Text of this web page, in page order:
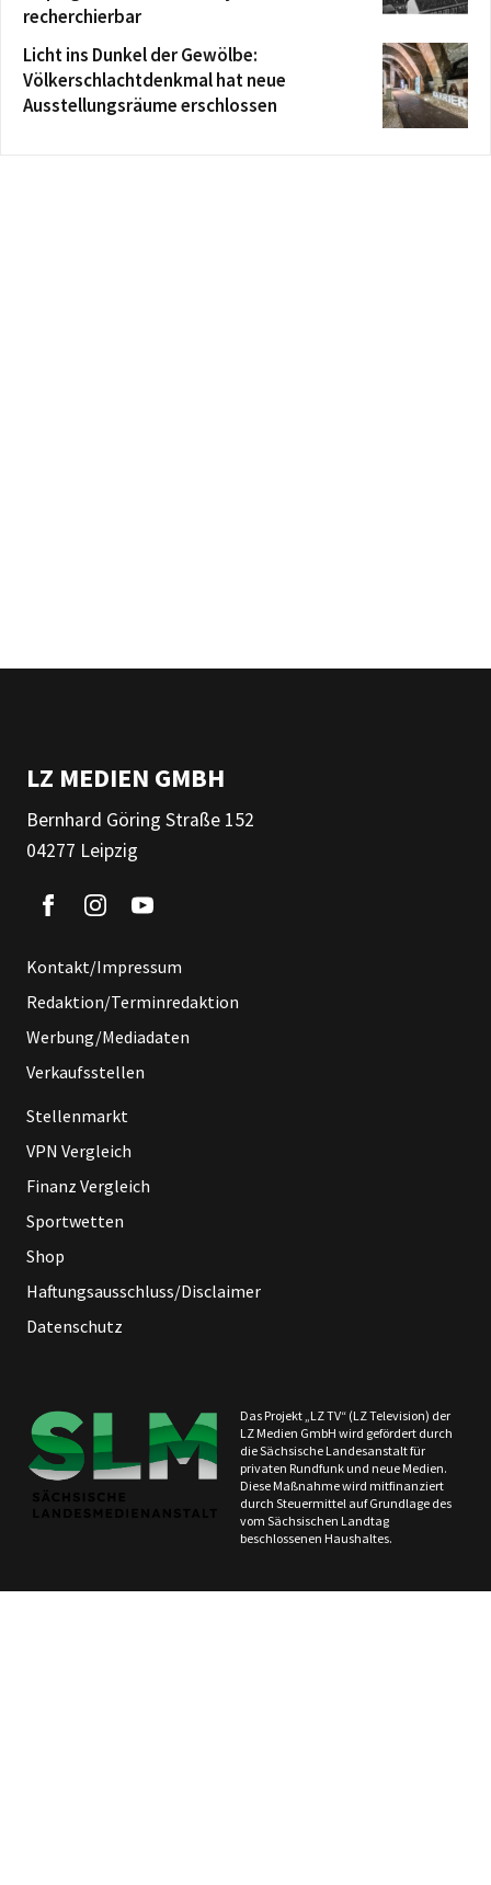
recherchierbar
Licht ins Dunkel der Gewölbe:
Völkerschlachtdenkmal hat neue
Ausstellungsräume erschlossen
LZ MEDIEN GMBH
Bernhard Göring Straße 152
04277 Leipzig
Kontakt/Impressum
Redaktion/Terminredaktion
Werbung/Mediadaten
Verkaufsstellen
Stellenmarkt
VPN Vergleich
Finanz Vergleich
Sportwetten
Shop
Haftungsausschluss/Disclaimer
Datenschutz
Das Projekt „LZ TV“ (LZ Television) der
LZ Medien GmbH wird gefördert durch
die Sächsische Landesanstalt für
privaten Rundfunk und neue Medien.
Diese Maßnahme wird mitfinanziert
durch Steuermittel auf Grundlage des
vom Sächsischen Landtag
beschlossenen Haushaltes.